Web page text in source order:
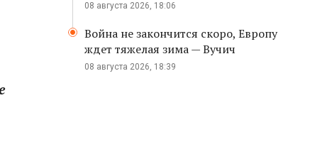
08 августа 2026, 18:06
Война не закончится скоро, Европу
ждет тяжелая зима — Вучич
08 августа 2026, 18:39